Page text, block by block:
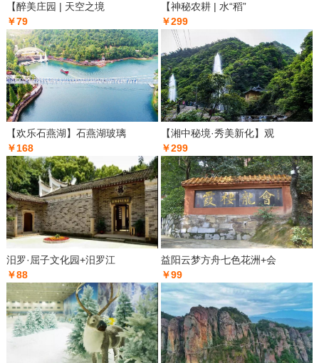
【醉美庄园 | 天空之境
￥79
【神秘农耕 | 水“稻”
￥299
【欢乐石燕湖】石燕湖玻璃
￥168
【湘中秘境·秀美新化】观
￥299
汨罗·屈子文化园+汨罗江
￥88
益阳云梦方舟七色花洲+会
￥99